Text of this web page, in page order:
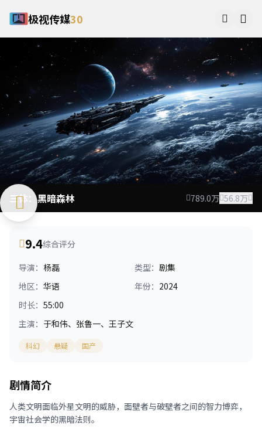
极视传媒30
三体：黑暗森林 789.0万 56.8万
9.4综合评分
导演： 杨磊 类型： 剧集
地区： 华语 年份： 2024
时长： 55:00
主演： 于和伟、张鲁一、王子文
科幻 悬疑 国产
剧情简介
人类文明面临外星文明的威胁，面壁者与破壁者之间的智力博弈，
宇宙社会学的黑暗法则。